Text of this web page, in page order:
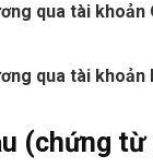
qua tài khoản
qua tài khoản
(chứng